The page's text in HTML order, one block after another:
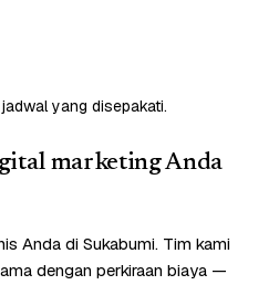
yang disepakati.
marketing Anda
Anda di Sukabumi. Tim kami
dengan perkiraan biaya —